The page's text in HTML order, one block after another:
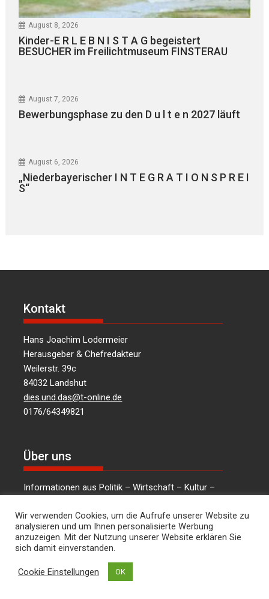
August 8, 2026
Kinder-E R L E B N I S T A G begeistert
BESUCHER im Freilichtmuseum FINSTERAU
August 7, 2026
Bewerbungsphase zu den D u l t e n 2027 läuft
August 6, 2026
„Niederbayerischer I N T E G R A T I O N S P R E I
S“
Kontakt
Hans Joachim Lodermeier
Herausgeber & Chefredakteur
Weilerstr. 39c
84032 Landshut
dies.und.das@t-online.de
0176/64349821
Über uns
Informationen aus Politik – Wirtschaft – Kultur –
und Niederbayern …mehr lesen
Social Media
Wir verwenden Cookies, um die Aufrufe unserer Website zu
analysieren und um Ihnen personalisierte Werbung
anzuzeigen. Mit der Nutzung unserer Website erklären Sie
sich damit einverstanden.
Cookie Einstellungen OK